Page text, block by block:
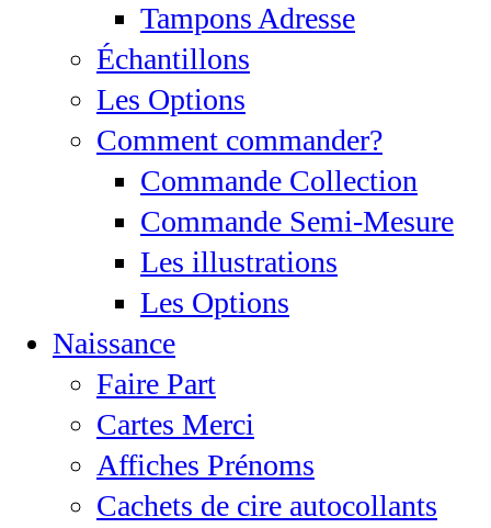
Tampons Adresse
Échantillons
Les Options
Comment commander?
Commande Collection
Commande Semi-Mesure
Les illustrations
Les Options
Naissance
Faire Part
Cartes Merci
Affiches Prénoms
Cachets de cire autocollants